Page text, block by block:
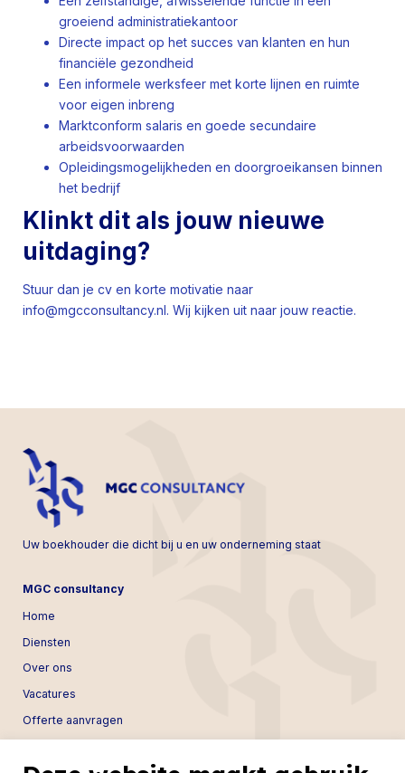
groeiend administratiekantoor
Directe impact op het succes van klanten en hun
financiële gezondheid
Een informele werksfeer met korte lijnen en ruimte
voor eigen inbreng
Marktconform salaris en goede secundaire
arbeidsvoorwaarden
Opleidingsmogelijkheden en doorgroeikansen binnen
het bedrijf
Klinkt dit als jouw nieuwe
uitdaging?
Stuur dan je cv en korte motivatie naar
info@mgcconsultancy.nl . Wij kijken uit naar jouw reactie.
Uw boekhouder die dicht bij u en uw onderneming staat
MGC consultancy
Home
Diensten
Over ons
Vacatures
Offerte aanvragen